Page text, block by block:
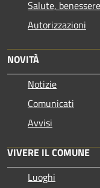
Salute,
Autorizzazioni
NOVITÀ
Notizie
Comunicati
Avvisi
VIVERE IL COMUNE
Luoghi